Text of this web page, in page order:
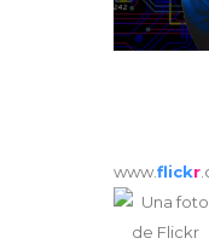
www.flickr